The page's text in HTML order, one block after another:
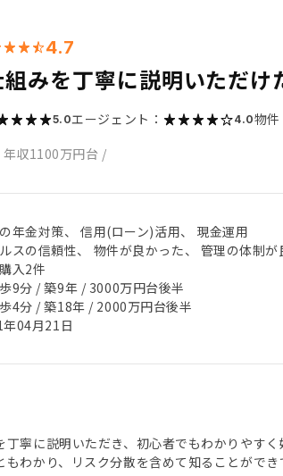
4.7
みを丁寧に説明いただけ
5.0エージェント： 4.0物件
年収1100万円台 /
年金対策、 信用(ローン)活用、 現金運用
スの信頼性、 物件が良かった、 管理の体制が
入2件
9分 / 築9年 / 3000万円台後半
4分 / 築18年 / 2000万円台後半
04月21日
丁寧に説明いただき、初心者でもわかりやす
もわかり、リスク分散を含めて知ることができ